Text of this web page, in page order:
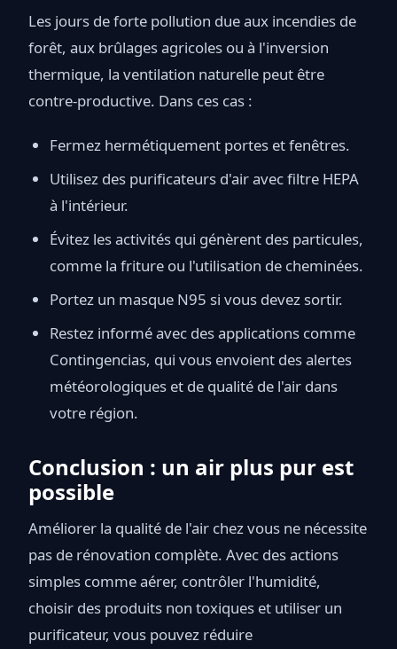
Les jours de forte pollution due aux incendies de
forêt, aux brûlages agricoles ou à l'inversion
thermique, la ventilation naturelle peut être
contre-productive. Dans ces cas :
Fermez hermétiquement portes et fenêtres.
Utilisez des purificateurs d'air avec filtre HEPA
à l'intérieur.
Évitez les activités qui génèrent des particules,
comme la friture ou l'utilisation de cheminées.
Portez un masque N95 si vous devez sortir.
Restez informé avec des applications comme
Contingencias, qui vous envoient des alertes
météorologiques et de qualité de l'air dans
votre région.
Conclusion : un air plus pur est
possible
Améliorer la qualité de l'air chez vous ne nécessite
pas de rénovation complète. Avec des actions
simples comme aérer, contrôler l'humidité,
choisir des produits non toxiques et utiliser un
purificateur, vous pouvez réduire